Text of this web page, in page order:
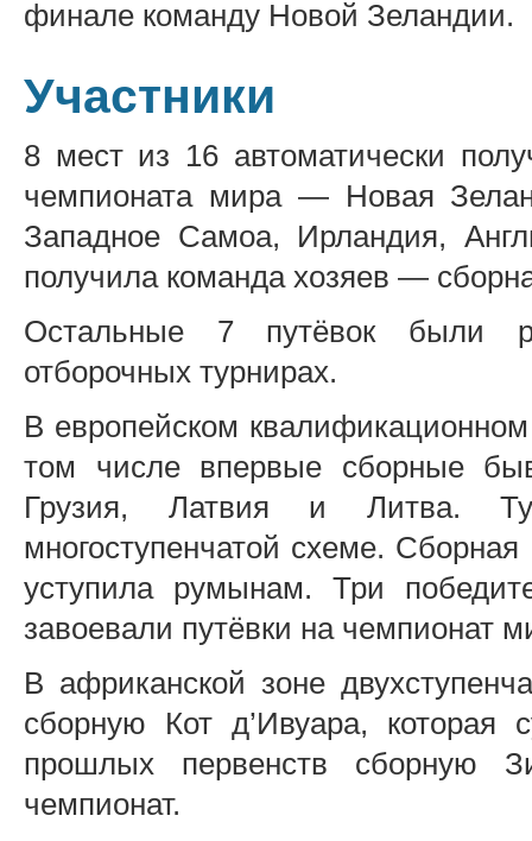
финале команду Новой Зеландии.
Участники
8 мест из 16 автоматически
чемпионата мира — Новая
Западное Самоа, Ирландия,
получила команда хозяев —
Остальные 7 путёвок были
отборочных турнирах.
В европейском
том числе впервые сборные
Грузия, Латвия и Литва.
многоступенчатой схеме.
уступила румынам. Три
завоевали путёвки на чемпионат
В африканской зоне
сборную Кот д’Ивуара, которая
прошлых первенств сборную
чемпионат.